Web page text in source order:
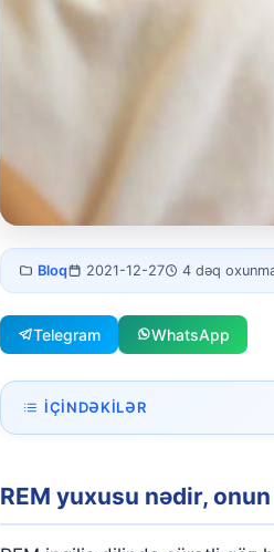
REM yuxusu
nədir?
Bloq 2021-12-27 4 dəq
Telegram WhatsApp
İÇINDƏKILƏR
REM yuxusu nədir, onun
REM yuxusu nədir,